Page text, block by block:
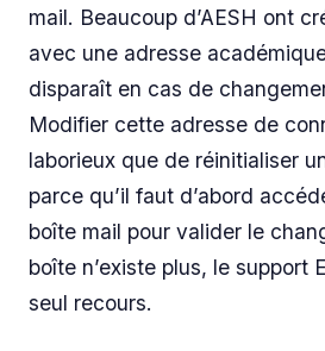
mail. Beaucoup d’AESH ont
avec une adresse
disparaît en cas de
Modifier cette adresse de
laborieux que de réinitialiser
parce qu’il faut d’abord
boîte mail pour valider le
boîte n’existe plus, le support
seul recours.